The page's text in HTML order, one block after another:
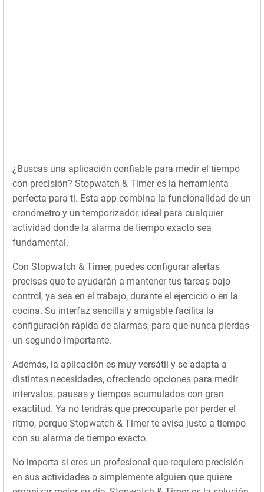
¿Buscas una aplicación confiable para medir el tiempo
con precisión? Stopwatch & Timer es la herramienta
perfecta para ti. Esta app combina la funcionalidad de un
cronómetro y un temporizador, ideal para cualquier
actividad donde la alarma de tiempo exacto sea
fundamental.
Con Stopwatch & Timer, puedes configurar alertas
precisas que te ayudarán a mantener tus tareas bajo
control, ya sea en el trabajo, durante el ejercicio o en la
cocina. Su interfaz sencilla y amigable facilita la
configuración rápida de alarmas, para que nunca pierdas
un segundo importante.
Además, la aplicación es muy versátil y se adapta a
distintas necesidades, ofreciendo opciones para medir
intervalos, pausas y tiempos acumulados con gran
exactitud. Ya no tendrás que preocuparte por perder el
ritmo, porque Stopwatch & Timer te avisa justo a tiempo
con su alarma de tiempo exacto.
No importa si eres un profesional que requiere precisión
en sus actividades o simplemente alguien que quiere